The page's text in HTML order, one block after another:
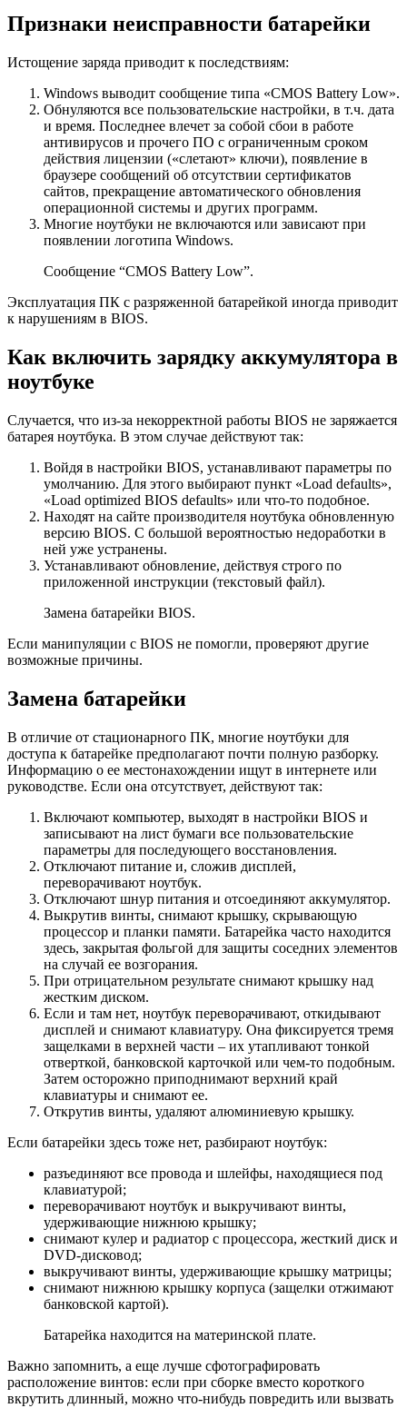
Признаки неисправности батарейки
Истощение заряда приводит к последствиям:
Windows выводит сообщение типа «CMOS Battery Low».
Обнуляются все пользовательские настройки, в т.ч. дата
и время. Последнее влечет за собой сбои в работе
антивирусов и прочего ПО с ограниченным сроком
действия лицензии («слетают» ключи), появление в
браузере сообщений об отсутствии сертификатов
сайтов, прекращение автоматического обновления
операционной системы и других программ.
Многие ноутбуки не включаются или зависают при
появлении логотипа Windows.
Сообщение “CMOS Battery Low”.
Эксплуатация ПК с разряженной батарейкой иногда приводит
к нарушениям в BIOS.
Как включить зарядку аккумулятора в
ноутбуке
Случается, что из-за некорректной работы BIOS не заряжается
батарея ноутбука. В этом случае действуют так:
Войдя в настройки BIOS, устанавливают параметры по
умолчанию. Для этого выбирают пункт «Load defaults»,
«Load optimized BIOS defaults» или что-то подобное.
Находят на сайте производителя ноутбука обновленную
версию BIOS. С большой вероятностью недоработки в
ней уже устранены.
Устанавливают обновление, действуя строго по
приложенной инструкции (текстовый файл).
Замена батарейки BIOS.
Если манипуляции с BIOS не помогли, проверяют другие
возможные причины.
Замена батарейки
В отличие от стационарного ПК, многие ноутбуки для
доступа к батарейке предполагают почти полную разборку.
Информацию о ее местонахождении ищут в интернете или
руководстве. Если она отсутствует, действуют так:
Включают компьютер, выходят в настройки BIOS и
записывают на лист бумаги все пользовательские
параметры для последующего восстановления.
Отключают питание и, сложив дисплей,
переворачивают ноутбук.
Отключают шнур питания и отсоединяют аккумулятор.
Выкрутив винты, снимают крышку, скрывающую
процессор и планки памяти. Батарейка часто находится
здесь, закрытая фольгой для защиты соседних элементов
на случай ее возгорания.
При отрицательном результате снимают крышку над
жестким диском.
Если и там нет, ноутбук переворачивают, откидывают
дисплей и снимают клавиатуру. Она фиксируется тремя
защелками в верхней части – их утапливают тонкой
отверткой, банковской карточкой или чем-то подобным.
Затем осторожно приподнимают верхний край
клавиатуры и снимают ее.
Открутив винты, удаляют алюминиевую крышку.
Если батарейки здесь тоже нет, разбирают ноутбук:
разъединяют все провода и шлейфы, находящиеся под
клавиатурой;
переворачивают ноутбук и выкручивают винты,
удерживающие нижнюю крышку;
снимают кулер и радиатор с процессора, жесткий диск и
DVD-дисковод;
выкручивают винты, удерживающие крышку матрицы;
снимают нижнюю крышку корпуса (защелки отжимают
банковской картой).
Батарейка находится на материнской плате.
Важно запомнить, а еще лучше сфотографировать
расположение винтов: если при сборке вместо короткого
вкрутить длинный, можно что-нибудь повредить или вызвать